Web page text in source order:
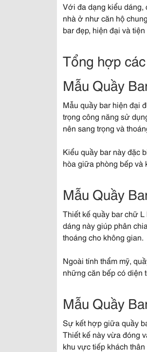
Với đa dạng kiểu dáng,
nhà ở như căn hộ
bar đẹp, hiện đại và
Tổng hợp
Mẫu Quầy
Mẫu quầy bar hiện đại
trọng công năng sử
nên sang trọng và
Kiểu quầy bar này đặc
hòa giữa phòng bếp và
Mẫu Quầy
Thiết kế quầy bar chữ
dáng này giúp phân
thoáng cho không gian.
Ngoài tính thẩm mỹ,
những căn bếp có diện
Mẫu Quầy
Sự kết hợp giữa quầy
Thiết kế này vừa đóng
khu vực tiếp khách thân